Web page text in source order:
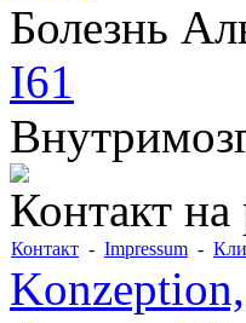
Болезнь
I61
Контакт
Контакт - Impressum -